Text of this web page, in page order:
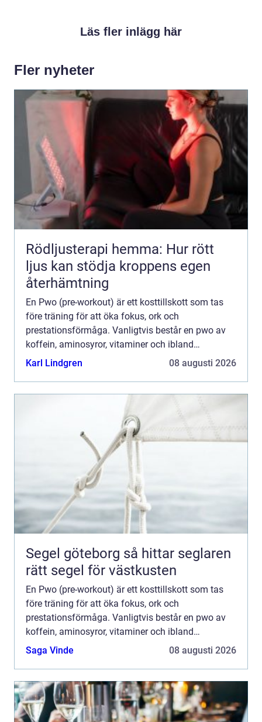
Läs fler inlägg här
Fler nyheter
Rödljusterapi hemma: Hur rött
ljus kan stödja kroppens egen
återhämtning
En Pwo (pre-workout) är ett kosttillskott som tas
före träning för att öka fokus, ork och
prestationsförmåga. Vanligtvis består en pwo av
koffein, aminosyror, vitaminer och ibland
växtextrakt. Tanken &au...
Karl Lindgren 08 augusti 2026
Segel göteborg så hittar seglaren
rätt segel för västkusten
En Pwo (pre-workout) är ett kosttillskott som tas
före träning för att öka fokus, ork och
prestationsförmåga. Vanligtvis består en pwo av
koffein, aminosyror, vitaminer och ibland
växtextrakt. Tanken &au...
Saga Vinde 08 augusti 2026